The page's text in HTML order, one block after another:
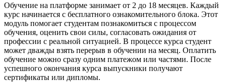
Обучение на платформе занимает от 2 до 18 месяцев. Каждый
курс начинается с бесплатного ознакомительного блока. Этот
модуль помогает студентам познакомиться с процессом
обучения, оценить свои силы, согласовать ожидания от
профессии с реальной ситуацией. В процессе курса студент
может дважды взять перерыв в обучении на месяц. Оплатить
обучение можно сразу одним платежом или частями. После
успешного окончания курса выпускники получают
сертификаты или дипломы.